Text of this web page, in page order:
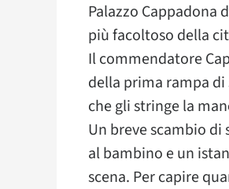
Palazzo Cappadona
più facoltoso della
Il commendatore
della prima rampa
che gli stringe la
Un breve scambio di
al bambino e un
scena. Per capire